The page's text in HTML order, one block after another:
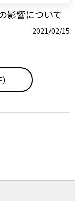
影響について
2021/02/15